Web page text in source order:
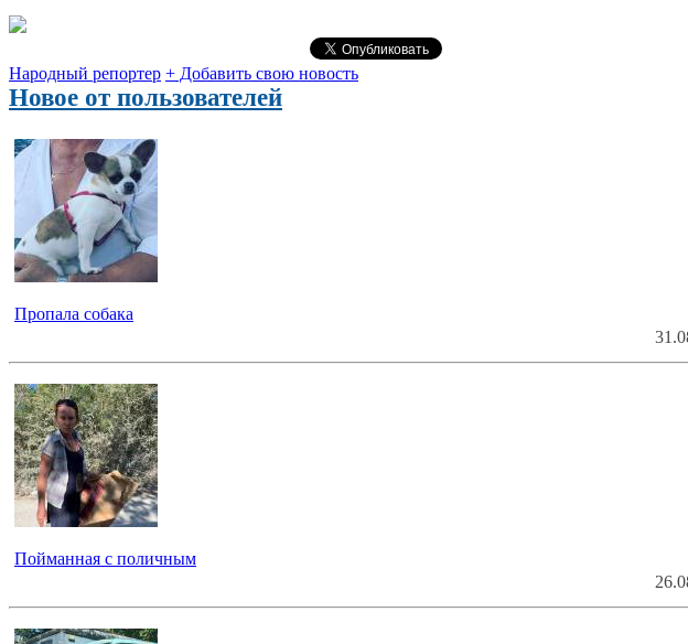
Народный репортер + Добавить свою новость
Новое от пользователей
Пропала собака
Пойманная с поличным